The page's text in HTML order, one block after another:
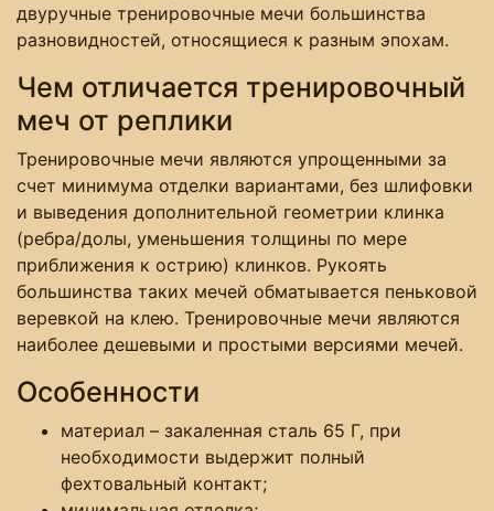
двуручные тренировочные мечи большинства
разновидностей, относящиеся к разным эпохам.
Чем отличается тренировочный
меч от реплики
Тренировочные мечи являются упрощенными за
счет минимума отделки вариантами, без шлифовки
и выведения дополнительной геометрии клинка
(ребра/долы, уменьшения толщины по мере
приближения к острию) клинков. Рукоять
большинства таких мечей обматывается пеньковой
веревкой на клею. Тренировочные мечи являются
наиболее дешевыми и простыми версиями мечей.
Особенности
материал – закаленная сталь 65 Г, при
необходимости выдержит полный
фехтовальный контакт;